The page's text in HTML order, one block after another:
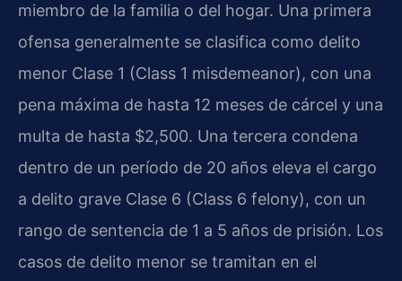
miembro de la familia o del hogar. Una primera
ofensa generalmente se clasifica como delito
menor Clase 1 (Class 1 misdemeanor), con una
pena máxima de hasta 12 meses de cárcel y una
multa de hasta $2,500. Una tercera condena
dentro de un período de 20 años eleva el cargo
a delito grave Clase 6 (Class 6 felony), con un
rango de sentencia de 1 a 5 años de prisión. Los
casos de delito menor se tramitan en el